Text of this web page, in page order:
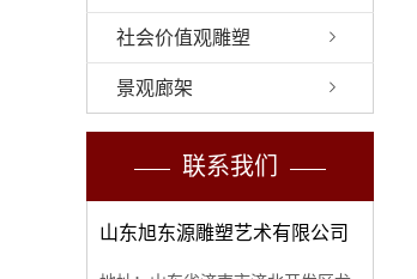
社会价值观雕塑
景观廊架
联系我们
山东旭东源雕塑艺术有限公司